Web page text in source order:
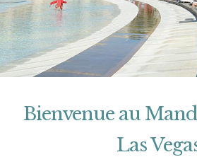
Bienvenue au
Las